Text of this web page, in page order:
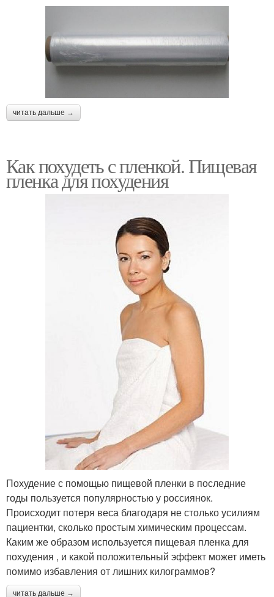
читать дальше →
Как похудеть с пленкой. Пищевая
пленка для похудения
Похудение с помощью пищевой пленки в последние
годы пользуется популярностью у россиянок.
Происходит потеря веса благодаря не столько усилиям
пациентки, сколько простым химическим процессам.
Каким же образом используется пищевая пленка для
похудения , и какой положительный эффект может иметь
помимо избавления от лишних килограммов?
читать дальше →